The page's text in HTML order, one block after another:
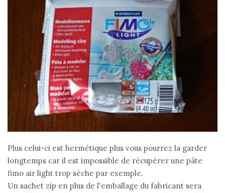
Plus celui-ci est hermétique plus vous pourrez la garder
longtemps car il est impossible de récupérer une pâte
fimo air light trop sèche par exemple.
Un sachet zip en plus de l'emballage du fabricant sera